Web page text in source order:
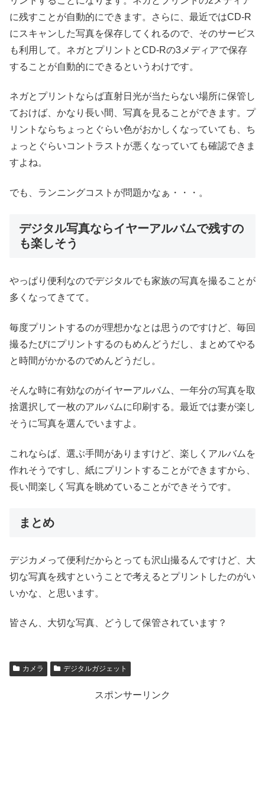
に残すことが自動的にできます。さらに、最近ではCD-R
にスキャンした写真を保存してくれるので、そのサービス
も利用して。ネガとプリントとCD-Rの3メディアで保存
することが自動的にできるというわけです。
ネガとプリントならば直射日光が当たらない場所に保管し
ておけば、かなり長い間、写真を見ることができます。プ
リントならちょっとぐらい色がおかしくなっていても、ち
ょっとぐらいコントラストが悪くなっていても確認できま
すよね。
でも、ランニングコストが問題かなぁ・・・。
デジタル写真ならイヤーアルバムで残すの
も楽しそう
やっぱり便利なのでデジタルでも家族の写真を撮ることが
多くなってきてて。
毎度プリントするのが理想かなとは思うのですけど、毎回
撮るたびにプリントするのもめんどうだし、まとめてやる
と時間がかかるのでめんどうだし。
そんな時に有効なのがイヤーアルバム、一年分の写真を取
捨選択して一枚のアルバムに印刷する。最近では妻が楽し
そうに写真を選んでいますよ。
これならば、選ぶ手間がありますけど、楽しくアルバムを
作れそうですし、紙にプリントすることができますから、
長い間楽しく写真を眺めていることができそうです。
まとめ
デジカメって便利だからとっても沢山撮るんですけど、大
切な写真を残すということで考えるとプリントしたのがい
いかな、と思います。
皆さん、大切な写真、どうして保管されています？
カメラ デジタルガジェット
スポンサーリンク